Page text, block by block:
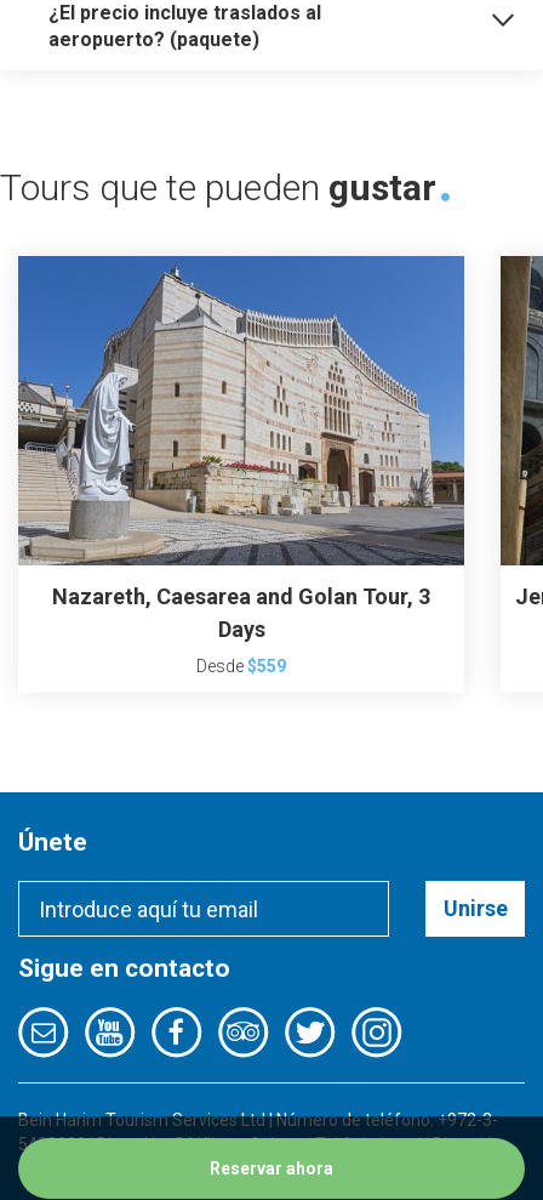
Reservar ahora
¿El precio incluye traslados al
aeropuerto? (paquete)
Tours que te pueden gustar
Nazareth, Caesarea and Golan Tour, 3
Days
Desde$559
Únete
Unirse
Sigue en contacto
Bein Harim Tourism Services Ltd | Número de teléfono: +972-3-
5422000 | Dirección: 34 Kibutz Galuyot, Tel Aviv, Israel | Dirección
de email:
info@beinharimtours.com